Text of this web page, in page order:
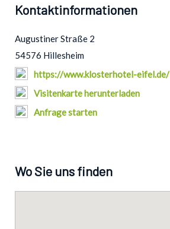
Kontaktinformationen
Augustiner Straße 2
54576 Hillesheim
https://www.klosterhotel-eifel.de/
Visitenkarte herunterladen
Anfrage starten
Wo Sie uns finden